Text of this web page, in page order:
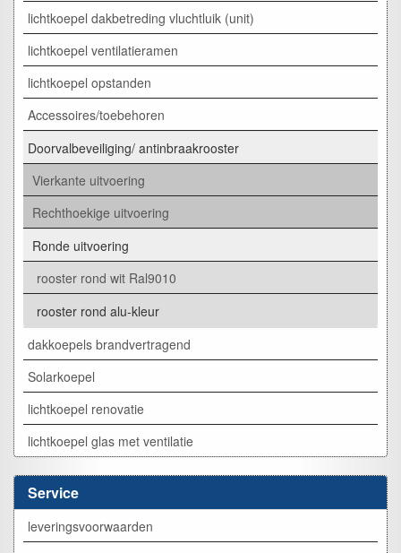
lichtkoepel dakbetreding vluchtluik (unit)
lichtkoepel ventilatieramen
lichtkoepel opstanden
Accessoires/toebehoren
Doorvalbeveiliging/ antinbraakrooster
Vierkante uitvoering
Rechthoekige uitvoering
Ronde uitvoering
rooster rond wit Ral9010
rooster rond alu-kleur
dakkoepels brandvertragend
Solarkoepel
lichtkoepel renovatie
lichtkoepel glas met ventilatie
Service
leveringsvoorwaarden